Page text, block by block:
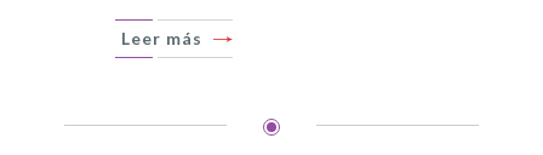
Leer más